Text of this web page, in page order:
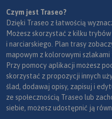
Czym jest Traseo?
Dzięki Traseo z łatwością
Możesz skorzystać z kilku
i narciarskiego. Plan trasy
mapowym z kolorowymi
Przy pomocy aplikacji możesz
skorzystać z propozycji innych
ślad, dodawaj opisy, zapisuj i
ze społecznością Traseo lub
siebie, możesz udostępnić ją